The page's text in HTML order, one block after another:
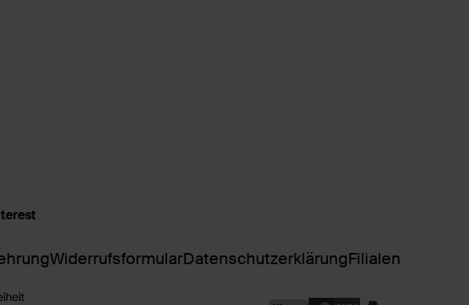
WiderrufsformularDatenschutzerklärungFilialen